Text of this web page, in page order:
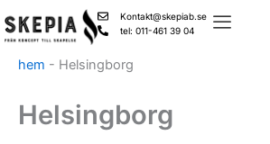
to
Kontakt@skepiab.se
tel: 011-461 39 04
hem - Helsingborg
Helsingborg